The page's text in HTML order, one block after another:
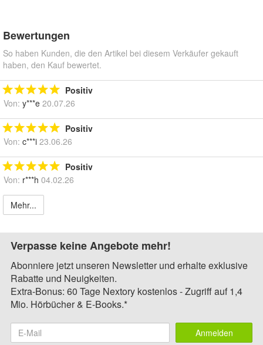
Bewertungen
So haben Kunden, die den Artikel bei diesem Verkäufer gekauft
haben, den Kauf bewertet.
Positiv
Von: y***e 20.07.26
Positiv
Von: c***i 23.06.26
Positiv
Von: r***h 04.02.26
Mehr...
Verpasse keine Angebote mehr!
Abonniere jetzt unseren Newsletter und erhalte exklusive
Rabatte und Neuigkeiten.
Extra-Bonus: 60 Tage Nextory kostenlos - Zugriff auf 1,4
Mio. Hörbücher & E-Books.*
Anmelden